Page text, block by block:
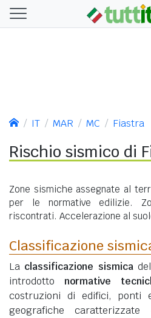
IT MAR MC Fiastra
Rischio sismico di
Zone sismiche assegnate al
per le normative edilizie.
riscontrati. Accelerazione al
Classificazione
La classificazione sismicadel
introdotto normative
costruzioni di edifici, ponti
geografiche